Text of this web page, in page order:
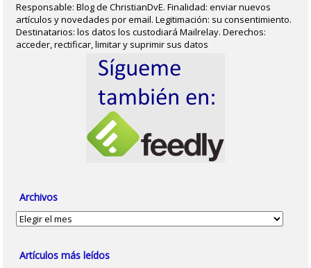
Responsable: Blog de ChristianDvE. Finalidad: enviar nuevos
artículos y novedades por email. Legitimación: su consentimiento.
Destinatarios: los datos los custodiará Mailrelay. Derechos:
acceder, rectificar, limitar y suprimir sus datos
Archivos
Archivos
Artículos más leídos